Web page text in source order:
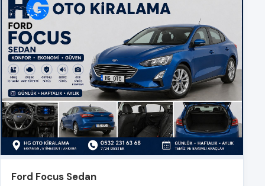
Ford Focus Sedan